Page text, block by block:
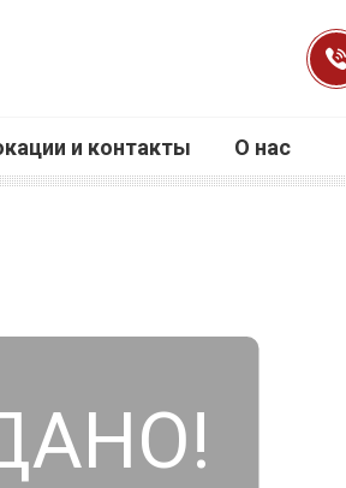
и контакты О нас